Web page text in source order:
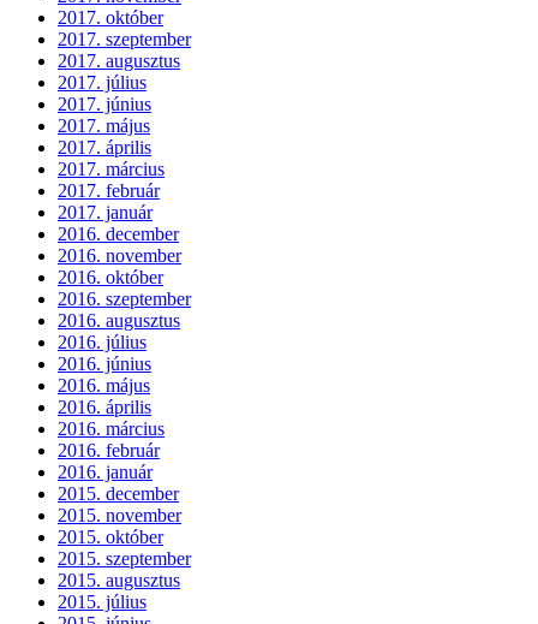
2017. október
2017. szeptember
2017. augusztus
2017. július
2017. június
2017. május
2017. április
2017. március
2017. február
2017. január
2016. december
2016. november
2016. október
2016. szeptember
2016. augusztus
2016. július
2016. június
2016. május
2016. április
2016. március
2016. február
2016. január
2015. december
2015. november
2015. október
2015. szeptember
2015. augusztus
2015. július